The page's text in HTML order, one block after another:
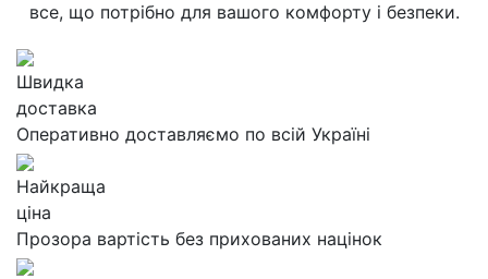
все, що потрібно для вашого комфорту і безпеки.
Швидка
доставка
Оперативно доставляємо по всій Україні
Найкраща
ціна
Прозора вартість без прихованих націнок